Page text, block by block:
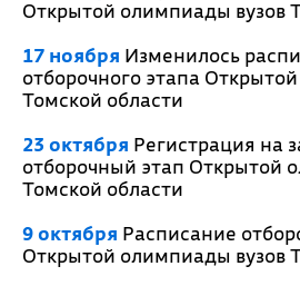
Открытой олимпиады вузов
17 ноября Изменилось
отборочного этапа
Томской области
23 октября Регистрация на
отборочный этап Открытой
Томской области
9 октября Расписание
Открытой олимпиады вузов